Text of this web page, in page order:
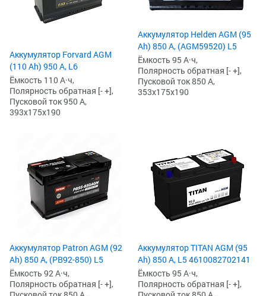
Аккумулятор Forvard AGM
(110 Ah) 950 А, L6
Ёмкость 110 А·ч,
Полярность обратная [- +],
Пусковой ток 950 А,
393x175x190
Аккумулятор Helden AGM (95
Ah) 850 А, (AGM59520) L5
Ёмкость 95 А·ч,
Полярность обратная [- +],
Пусковой ток 850 А,
353x175x190
Аккумулятор Patron AGM (92
Ah) 850 А, (PB92-850) L5
Ёмкость 92 А·ч,
Полярность обратная [- +],
Аккумулятор TITAN AGM (95
Ah) 850 А, L5 4610082702141
Ёмкость 95 А·ч,
Полярность обратная [- +],